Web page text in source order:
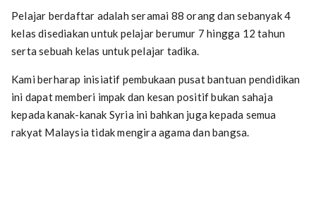
Pelajar berdaftar adalah seramai 88 orang dan sebanyak 4
kelas disediakan untuk pelajar berumur 7 hingga 12 tahun
serta sebuah kelas untuk pelajar tadika.
Kami berharap inisiatif pembukaan pusat bantuan pendidikan
ini dapat memberi impak dan kesan positif bukan sahaja
kepada kanak-kanak Syria ini bahkan juga kepada semua
rakyat Malaysia tidak mengira agama dan bangsa.